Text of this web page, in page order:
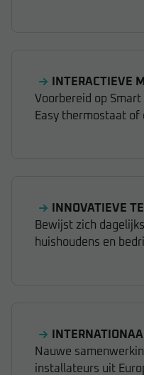
INTERACTIEVE
Voorbereid op
Easy thermostaat of
INNOVATIEVE
Bewijst zich
huishoudens en
Nauwe
installateurs uit